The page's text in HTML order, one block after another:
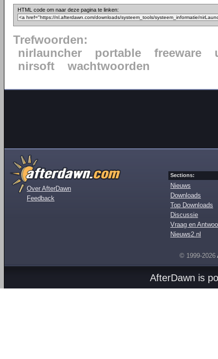
HTML code om naar deze pagina te linken:
Trefwoorden:
nirlauncher
portable freeware
nirsoft
wachtwoorden
Over AfterDawn
Feedback
Sections:
Nieuws
Downloads
Top Downloads
Discussie
Vraag en
Nieuws2.nl
© 1999-2026
AfterDawn is